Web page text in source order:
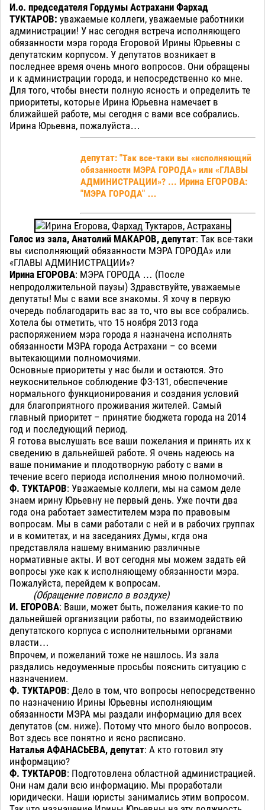
И.о. председателя Гордумы Астрахани Фархад
ТУКТАРОВ: уважаемые коллеги, уважаемые работники
администрации! У нас сегодня встреча исполняющего
обязанности мэра города Егоровой Ирины Юрьевны с
депутатским корпусом. У депутатов возникает в
последнее время очень много вопросов. Они обращены
и к администрации города, и непосредственно ко мне.
Для того, чтобы внести полную ясность и определить те
приоритеты, которые Ирина Юрьевна намечает в
ближайшей работе, мы сегодня с вами все собрались.
Ирина Юрьевна, пожалуйста…
депутат: "Так все-таки вы «исполняющий
обязанности МЭРА ГОРОДА» или «ГЛАВЫ
АДМИНИСТРАЦИИ»? ... Ирина ЕГОРОВА:
"МЭРА ГОРОДА" …
Голос из зала, Анатолий МАКАРОВ, депутат: Так все-таки
вы «исполняющий обязанности МЭРА ГОРОДА» или
«ГЛАВЫ АДМИНИСТРАЦИИ»?
Ирина ЕГОРОВА: МЭРА ГОРОДА … (После
непродолжительной паузы) Здравствуйте, уважаемые
депутаты! Мы с вами все знакомы. Я хочу в первую
очередь поблагодарить вас за то, что вы все собрались.
Хотела бы отметить, что 15 ноября 2013 года
распоряжением мэра города я назначена исполнять
обязанности МЭРА города Астрахани – со всеми
вытекающими полномочиями.
Основные приоритеты у нас были и остаются. Это
неукоснительное соблюдение ФЗ-131, обеспечение
нормального функционирования и создания условий
для благоприятного проживания жителей. Самый
главный приоритет – принятие бюджета города на 2014
год и последующий период.
Я готова выслушать все ваши пожелания и принять их к
сведению в дальнейшей работе. Я очень надеюсь на
ваше понимание и плодотворную работу с вами в
течение всего периода исполнения мною полномочий.
Ф. ТУКТАРОВ: Уважаемые коллеги, мы на самом деле
знаем ирину Юрьевну не первый день. Уже почти два
года она работает заместителем мэра по правовым
вопросам. Мы в сами работали с ней и в рабочих группах
и в комитетах, и на заседаниях Думы, кгда она
представляла нашему вниманию различные
нормативные акты. И вот сегодня мы можем задать ей
вопросы уже как к исполняющему обязанности мэра.
Пожалуйста, перейдем к вопросам.
(Обращение повисло в воздухе)
И. ЕГОРОВА: Ваши, может быть, пожелания какие-то по
дальнейшей организации работы, по взаимодействию
депутатского корпуса с исполнительными органами
власти…
Впрочем, и пожеланий тоже не нашлось. Из зала
раздались недоуменные просьбы пояснить ситуацию с
назначением.
Ф. ТУКТАРОВ: Дело в том, что вопросы непосредственно
по назначению Ирины Юрьевны исполняющим
обязанности МЭРА мы раздали информацию для всех
депутатов (см. ниже). Потому что много было вопросов.
Вот здесь все понятно и ясно расписано.
Наталья АФАНАСЬЕВА, депутат: А кто готовил эту
информацию?
Ф. ТУКТАРОВ: Подготовлена областной администрацией.
Они нам дали всю информацию. Мы проработали
юридически. Наши юристы занимались этим вопросом.